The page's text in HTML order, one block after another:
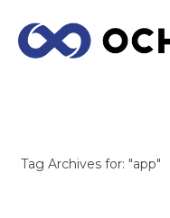
Tag Archives for: "app"